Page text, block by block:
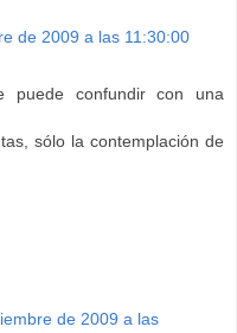
de 2009 a las 11:30:00
puede confundir con una
sólo la contemplación de
de 2009 a las